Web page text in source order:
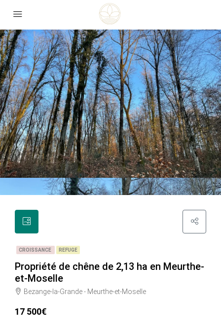
CROISSANCE REFUGE
Propriété de chêne de 2,13 ha en Meurthe-
et-Moselle
Bezange-la-Grande - Meurthe-et-Moselle
17 500€